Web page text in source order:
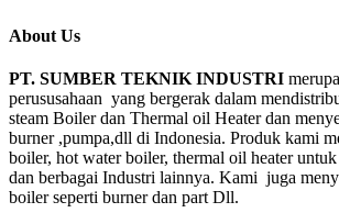
About Us
PT. SUMBER TEKNIK INDUSTRI
perususahaan yang bergerak dalam
steam Boiler dan Thermal oil Heater dan
burner ,pumpa,dll di Indonesia. Produk kami
boiler, hot water boiler, thermal oil heater
dan berbagai Industri lainnya. Kami juga
boiler seperti burner dan part Dll.